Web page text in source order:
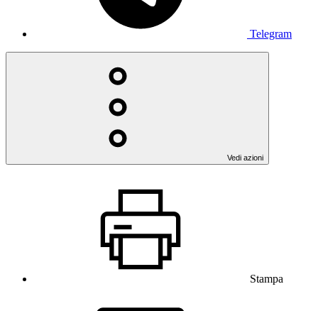
Telegram
Vedi azioni
Stampa